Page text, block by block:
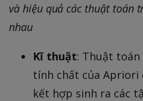
và hiệu quả các thuật toán
nhau
Kĩ thuật: Thuật
tính chất của
kết hợp sinh ra các